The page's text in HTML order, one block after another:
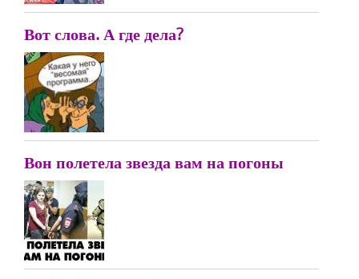
Вот слова. А где дела?
Вон полетела звезда вам на погоны